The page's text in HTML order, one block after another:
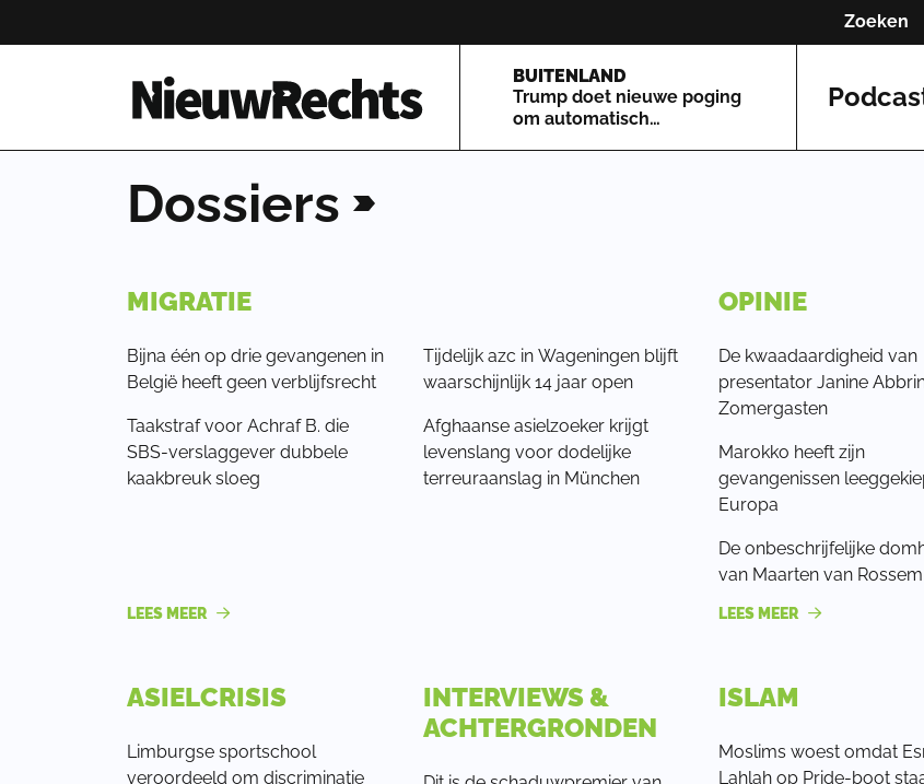
Zoeken
Homepage van NieuwRechts
BUITENLAND
Trump doet nieuwe poging
om automatisch
Dossiers
MIGRATIE
Bijna één op drie gevangenen in
België heeft geen verblijfsrecht
Taakstraf voor Achraf B. die
SBS-verslaggever dubbele
kaakbreuk sloeg
Tijdelijk azc in Wageningen blijft
waarschijnlijk 14 jaar open
Afghaanse asielzoeker krijgt
levenslang voor dodelijke
terreuraanslag in München
LEES MEER
OPINIE
De kwaadaardigheid van
presentator Janine
Zomergasten
Marokko heeft zijn
gevangenissen
Europa
De onbeschrijfelijke
van Maarten van Rossem
LEES MEER
ASIELCRISIS
Limburgse sportschool
veroordeeld om discriminatie
INTERVIEWS &
ACHTERGRONDEN
ISLAM
Moslims woest omdat
Lahlah op Pride-boot